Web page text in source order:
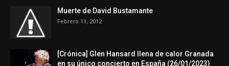
Muerte de David Bustamante
Febrero 11, 2012
[Crónica] Glen Hansard llena de calor Granada
en su único concierto en España (26/01/2023)